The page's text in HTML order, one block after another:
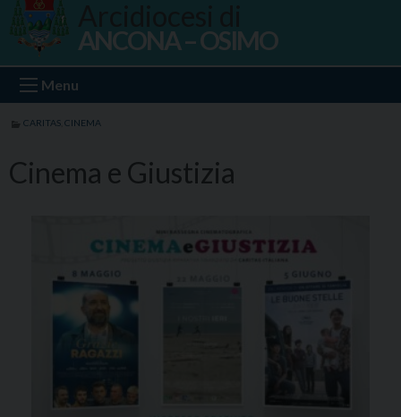
Ancona Osimo
ANCONA – OSIMO
Menu
CARITAS CINEMA
Cinema e Giustizia